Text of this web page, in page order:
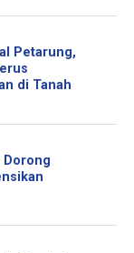
Petarung,
di Tanah
Dorong